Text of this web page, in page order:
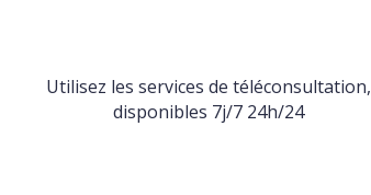
Utilisez les services de téléconsultation,
disponibles 7j/7 24h/24